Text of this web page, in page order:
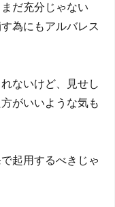
だ充分じゃない
為にもアルバレス
ないけど、見せし
がいいような気も
起用するべきじゃ